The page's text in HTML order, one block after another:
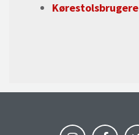
Kørestolsbrugere